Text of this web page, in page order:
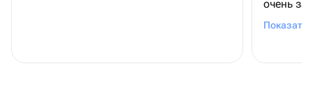
очень
Спасибо
Показать